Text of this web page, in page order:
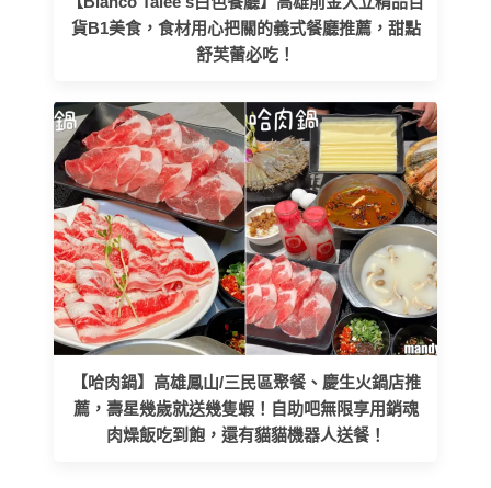
貨B1美食，食材用心把關的義式餐廳推薦，甜點
舒芙蕾必吃！
【哈肉鍋】高雄鳳山/三民區聚餐、慶生火鍋店推
薦，壽星幾歲就送幾隻蝦！自助吧無限享用銷魂
肉燥飯吃到飽，還有貓貓機器人送餐！